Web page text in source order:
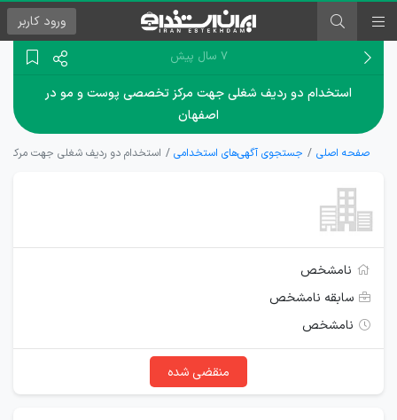
ورود کاربر
۷ سال پیش
استخدام دو ردیف شغلی جهت مرکز تخصصی پوست و مو در
اصفهان
صفحه اصلی جستجوی آگهی‌های استخدامی استخدام دو ردیف شغلی جهت
نامشخص
سابقه نامشخص
نامشخص
منقضی شده